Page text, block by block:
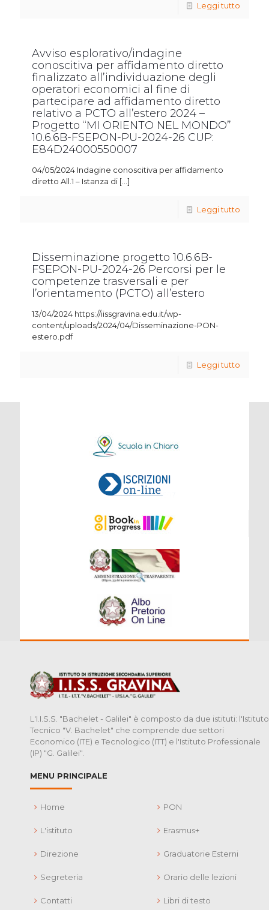
Leggi tutto
Avviso esplorativo/indagine
conoscitiva per affidamento diretto
finalizzato all’individuazione degli
operatori economici al fine di
partecipare ad affidamento diretto
relativo a PCTO all’estero 2024 –
Progetto “MI ORIENTO NEL MONDO”
10.6.6B-FSEPON-PU-2024-26 CUP:
E84D24000550007
04/05/2024 Indagine conoscitiva per affidamento
diretto All.1 – Istanza di […]
Leggi tutto
Disseminazione progetto 10.6.6B-
FSEPON-PU-2024-26 Percorsi per le
competenze trasversali e per
l’orientamento (PCTO) all’estero
13/04/2024 https://iissgravina.edu.it/wp-
content/uploads/2024/04/Disseminazione-PON-
estero.pdf
Leggi tutto
L'I.I.S.S. "Bachelet - Galilei" è composto da due istituti: l'Istituto
Tecnico "V. Bachelet" che comprende due settori
Economico (ITE) e Tecnologico (ITT) e l'Istituto Professionale
(IP) "G. Galilei".
MENU PRINCIPALE
Home
L'istituto
Direzione
Segreteria
Contatti
PON
Erasmus+
Graduatorie Esterni
Orario delle lezioni
Libri di testo